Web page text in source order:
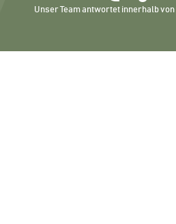
Unser Team antwortet innerhalb von